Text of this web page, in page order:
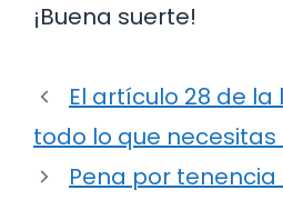
¡Buena suerte!
El artículo 28 de
todo lo que
Pena por